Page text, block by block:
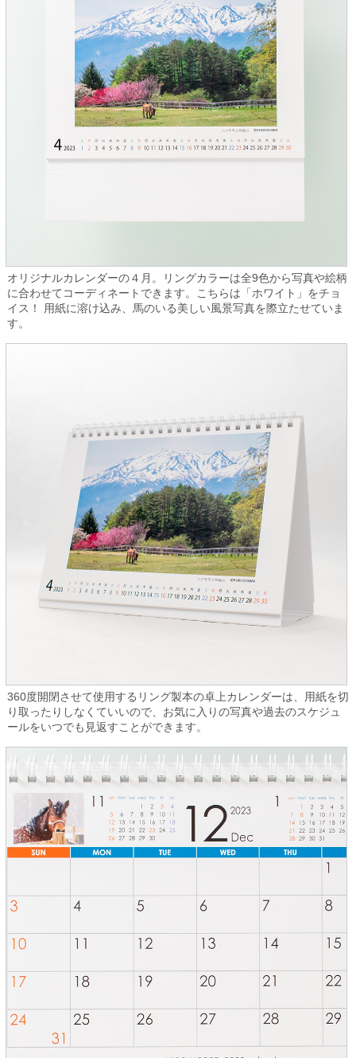
オリジナルカレンダーの４月。リングカラーは全9色から写真や絵柄
に合わせてコーディネートできます。こちらは「ホワイト」をチョ
イス！ 用紙に溶け込み、馬のいる美しい風景写真を際立たせていま
す。
360度開閉させて使用するリング製本の卓上カレンダーは、用紙を切
り取ったりしなくていいので、お気に入りの写真や過去のスケジュ
ールをいつでも見返すことができます。